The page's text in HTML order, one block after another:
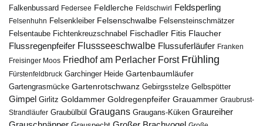
Falkenbussard Federsee Feldlerche Feldschwirl Feldsperling
Felsenhuhn Felsenkleiber Felsenschwalbe Felsensteinschmätzer
Felsentaube Fichtenkreuzschnabel Fischadler Fitis Flaucher
Flussregenpfeifer Flussseeschwalbe Flussuferläufer Franken
Freisinger Moos Friedhof am Perlacher Forst Frühling
Fürstenfeldbruck Garchinger Heide Gartenbaumläufer
Gartengrasmücke Gartenrotschwanz Gebirgsstelze Gelbspötter
Gimpel Girlitz Goldammer Goldregenpfeifer Grauammer Graubrust-
Strandläufer Graubülbül Graugans Graugans-Küken Graureiher